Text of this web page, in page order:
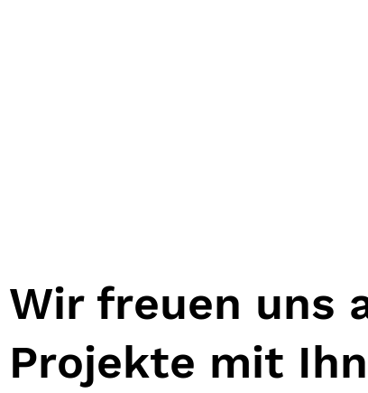
Wir freuen uns
Projekte mit